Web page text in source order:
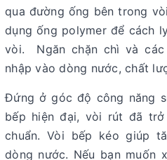
qua đường ống bên trong
dụng ống polymer để cách
vòi. Ngăn chặn chì và
nhập vào dòng nước, chất
Đứng ở góc độ công năng
bếp hiện đại, vòi rút đã
chuẩn. Vòi bếp kéo giúp
dòng nước. Nếu bạn muốn